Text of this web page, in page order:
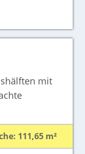
mit
111,65 m²